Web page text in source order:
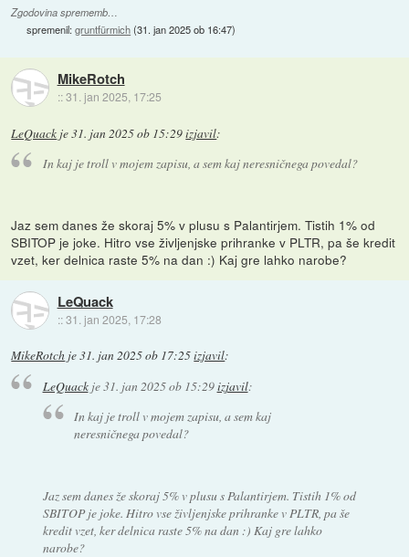
Zgodovina sprememb…
spremenil:gruntfürmich(31. jan 2025 ob 16:47)
MikeRotch
::31. jan 2025, 17:25
LeQuack je31. jan 2025 ob 15:29izjavil:
In kaj je troll v mojem zapisu, a sem kaj neresničnega povedal?
Jaz sem danes že skoraj 5% v plusu s Palantirjem. Tistih 1% od
SBITOP je joke. Hitro vse življenjske prihranke v PLTR, pa še kredit
vzet, ker delnica raste 5% na dan :) Kaj gre lahko narobe?
LeQuack
::31. jan 2025, 17:28
MikeRotch je31. jan 2025 ob 17:25izjavil:
LeQuackje31. jan 2025 ob 15:29izjavil:
In kaj je troll v mojem zapisu, a sem kaj
neresničnega povedal?
Jaz sem danes že skoraj 5% v plusu s Palantirjem. Tistih 1% od
SBITOP je joke. Hitro vse življenjske prihranke v PLTR, pa še
kredit vzet, ker delnica raste 5% na dan :) Kaj gre lahko
narobe?